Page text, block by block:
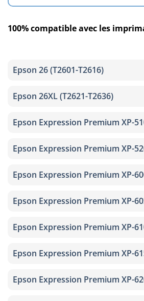
100% compatible avec les
Epson 26 (T2601-T2616)
Epson 26XL (T2621-T2636)
Epson Expression Premium XP-
Epson Expression Premium XP-
Epson Expression Premium XP-
Epson Expression Premium XP-
Epson Expression Premium XP-
Epson Expression Premium XP-
Epson Expression Premium XP-